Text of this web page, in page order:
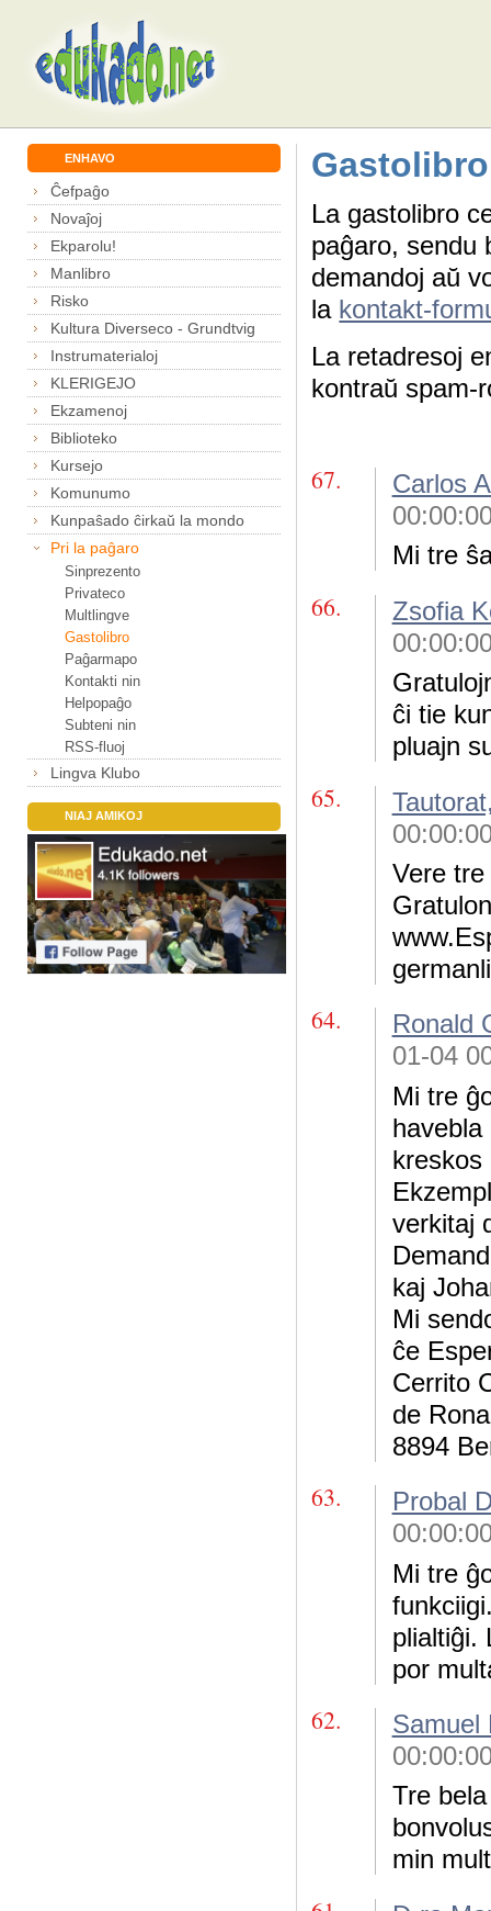
ENHAVO
Ĉefpaĝo
Novaĵoj
Ekparolu!
Manlibro
Risko
Kultura Diverseco - Grundtvig
Instrumaterialoj
KLERIGEJO
Ekzamenoj
Biblioteko
Kursejo
Komunumo
Kunpaŝado ĉirkaŭ la mondo
Pri la paĝaro
Sinprezento
Privateco
Multlingve
Gastolibro
Paĝarmapo
Kontakti nin
Helpopaĝo
Subteni nin
RSS-fluoj
Lingva Klubo
NIAJ AMIKOJ
Gastolibro
La gastolibro
paĝaro, sendu
demandoj aŭ
la kontakt-
La retadresoj
kontraŭ spam-
67.
Carlos
Mi tre
66.
Zsofia
ĉi tie
pluajn
65.
Vere
64.
Ronald
01-04
Mi tre
kreskos
verkitaj
kaj
Mi
ĉe
Cerrito
de
8894
63.
Probal
Mi tre
plialtiĝi.
por
62.
Samuel
Tre
min